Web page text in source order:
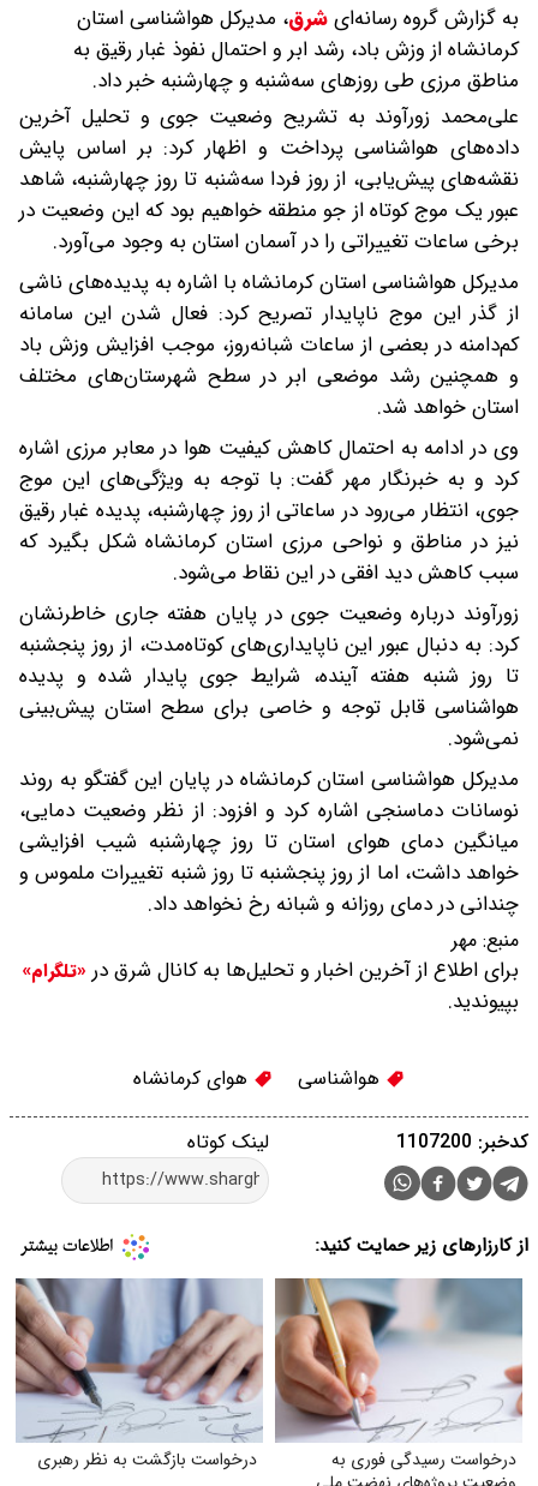
به گزارش گروه رسانه‌ایشرق، مدیرکل هواشناسی استان
کرمانشاه از وزش باد، رشد ابر و احتمال نفوذ غبار رقیق به
مناطق مرزی طی روزهای سه‌شنبه و چهارشنبه خبر داد.
علی‌محمد زورآوند به تشریح وضعیت جوی و تحلیل آخرین
داده‌های هواشناسی پرداخت و اظهار کرد: بر اساس پایش
نقشه‌های پیش‌یابی، از روز فردا سه‌شنبه تا روز چهارشنبه، شاهد
عبور یک موج کوتاه از جو منطقه خواهیم بود که این وضعیت در
برخی ساعات تغییراتی را در آسمان استان به وجود می‌آورد.
مدیرکل هواشناسی استان کرمانشاه با اشاره به پدیده‌های ناشی
از گذر این موج ناپایدار تصریح کرد: فعال شدن این سامانه
کم‌دامنه در بعضی از ساعات شبانه‌روز، موجب افزایش وزش باد
و همچنین رشد موضعی ابر در سطح شهرستان‌های مختلف
استان خواهد شد.
وی در ادامه به احتمال کاهش کیفیت هوا در معابر مرزی اشاره
کرد و به خبرنگار مهر گفت: با توجه به ویژگی‌های این موج
جوی، انتظار می‌رود در ساعاتی از روز چهارشنبه، پدیده غبار رقیق
نیز در مناطق و نواحی مرزی استان کرمانشاه شکل بگیرد که
سبب کاهش دید افقی در این نقاط می‌شود.
زورآوند درباره وضعیت جوی در پایان هفته جاری خاطرنشان
کرد: به دنبال عبور این ناپایداری‌های کوتاه‌مدت، از روز پنجشنبه
تا روز شنبه هفته آینده، شرایط جوی پایدار شده و پدیده
هواشناسی قابل توجه و خاصی برای سطح استان پیش‌بینی
نمی‌شود.
مدیرکل هواشناسی استان کرمانشاه در پایان این گفتگو به روند
نوسانات دماسنجی اشاره کرد و افزود: از نظر وضعیت دمایی،
میانگین دمای هوای استان تا روز چهارشنبه شیب افزایشی
خواهد داشت، اما از روز پنجشنبه تا روز شنبه تغییرات ملموس و
چندانی در دمای روزانه و شبانه رخ نخواهد داد.
منبع: مهر
برای اطلاع از آخرین اخبار و تحلیل‌ها به کانال شرق در «تلگرام»
بپیوندید.
هواشناسی هوای کرمانشاه
لینک کوتاه کدخبر: 1107200
از کارزارهای زیر حمایت کنید:
درخواست رسیدگی فوری به
درخواست بازگشت به نظر رهبری